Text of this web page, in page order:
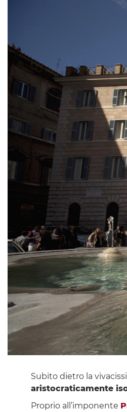
Subito dietro la
aristocraticamente
Proprio all’imponente